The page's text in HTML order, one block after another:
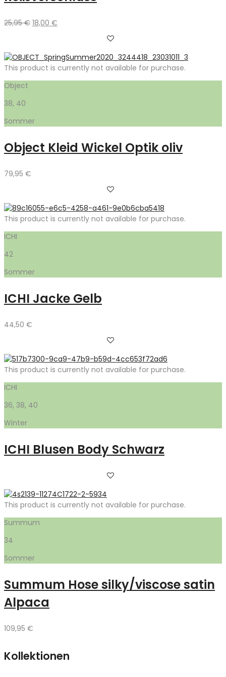
25,95€ Ursprünglicher
25,95 €
18,00 €
18,00 €.
This product is currently not available for purchase.
Object
38, 40
Sommer
Object Kleid Wickel Optik oliv
79,95 €
This product is currently not available for purchase.
ICHI
42
Sommer
ICHI Jacke Gelb
44,50 €
This product is currently not available for purchase.
ICHI
36, 38, 40
Winter
ICHI Blusen Body Schwarz
This product is currently not available for purchase.
Summum
34
Sommer
Summum Hose silky/viscose satin
Alpaca
109,95 €
Kollektionen